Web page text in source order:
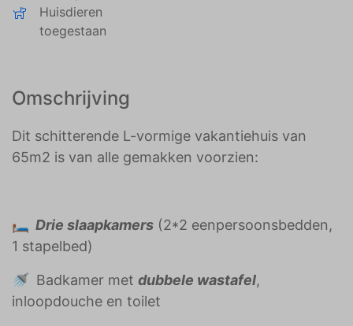
Huisdieren
toegestaan
Omschrijving
Dit schitterende L-vormige vakantiehuis van
65m2 is van alle gemakken voorzien:
🛏️ Drie slaapkamers (2*2 eenpersoonsbedden,
1 stapelbed)
🚿 Badkamer met dubbele wastafel,
inloopdouche en toilet